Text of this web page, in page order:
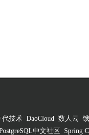
代技术 DaoCloud 数人云
中文社区 Spring